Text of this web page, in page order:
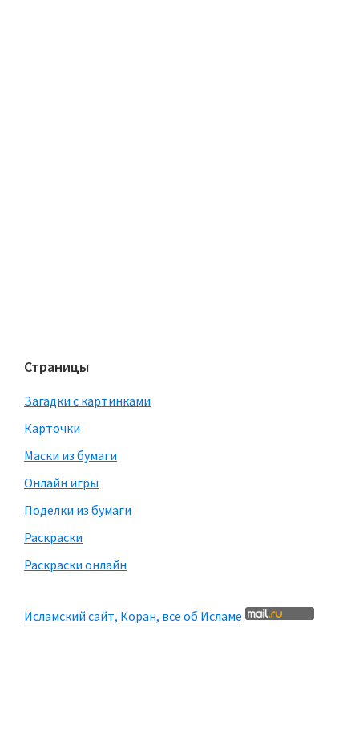
Страницы
Загадки с картинками
Карточки
Маски из бумаги
Онлайн игры
Поделки из бумаги
Раскраски
Раскраски онлайн
Исламский сайт, Коран, все об Исламе